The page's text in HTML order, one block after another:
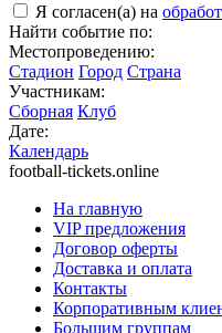
Я согласен(а) на
Найти событие по:
Местопроведению:
Стадион Город Страна
Участникам:
Сборная Клуб
Дате:
Календарь
football-tickets.online
На главную
VIP предложения
Договор оферты
Доставка и оплата
Контакты
Корпоративным
Большим группам